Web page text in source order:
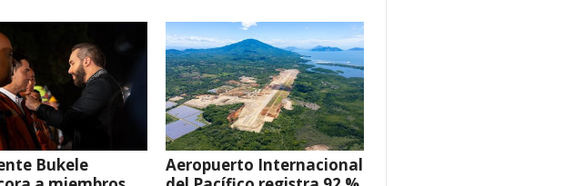
Bukele
Aeropuerto Internacional